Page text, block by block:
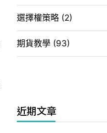
選擇權策略 (2)
期貨教學 (93)
近期文章